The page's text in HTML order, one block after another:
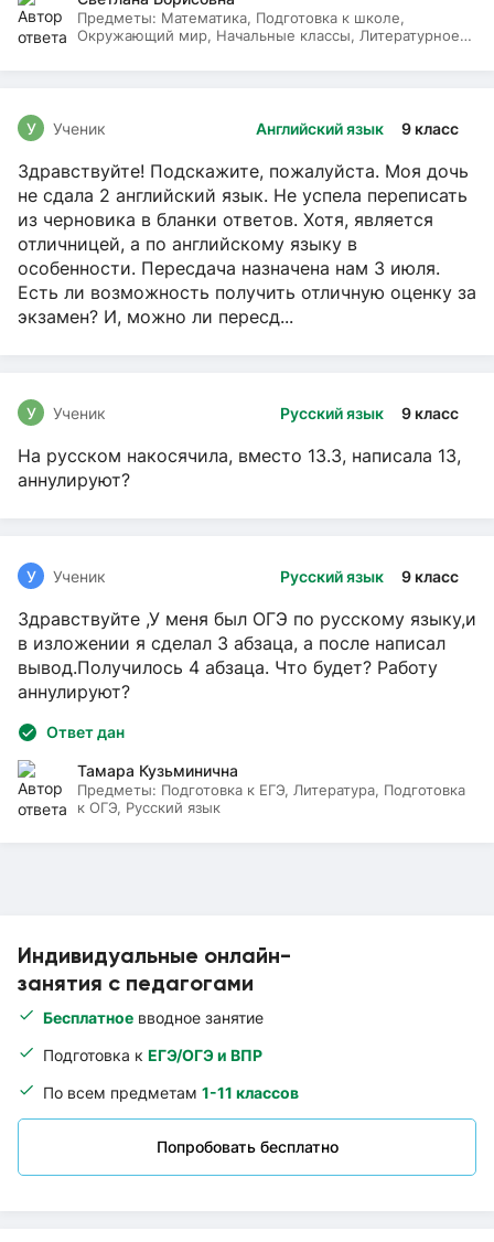
Индивидуальные онлайн-
занятия с педагогами
Бесплатное вводное занятие
Подготовка к ЕГЭ/ОГЭ и ВПР
По всем предметам 1-11 классов
Попробовать бесплатно
Предметы: Математика, Подготовка к школе,
Окружающий мир, Начальные классы, Литературное
Английский язык 9 класс
У Ученик
Здравствуйте! Подскажите, пожалуйста. Моя дочь
не сдала 2 английский язык. Не успела переписать
из черновика в бланки ответов. Хотя, является
отличницей, а по английскому языку в
особенности. Пересдача назначена нам 3 июля.
Есть ли возможность получить отличную оценку за
экзамен? И, можно ли пересд...
Русский язык 9 класс
У Ученик
На русском накосячила, вместо 13.3, написала 13,
аннулируют?
Русский язык 9 класс
У Ученик
Здравствуйте ,У меня был ОГЭ по русскому языку,и
в изложении я сделал 3 абзаца, а после написал
вывод.Получилось 4 абзаца. Что будет? Работу
аннулируют?
Ответ дан
Тамара Кузьминична
Предметы: Подготовка к ЕГЭ, Литература, Подготовка
к ОГЭ, Русский язык